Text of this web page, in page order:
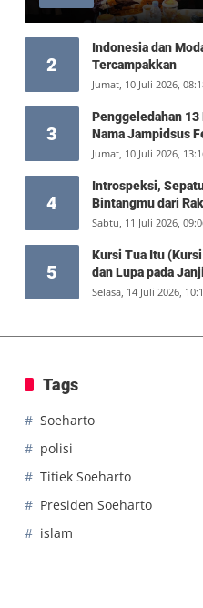
2
Indonesia dan
Tercampakkan
Jumat, 10 Juli 2026,
3
Penggeledahan
Nama Jampidsus
Polisi Sita Rp476
Jumat, 10 Juli 2026,
4
Introspeksi,
Bintangmu dari
Sabtu, 11 Juli 2026,
5
Kursi Tua Itu
dan Lupa pada
Selasa, 14 Juli 2026,
Tags
Soeharto
polisi
Titiek Soeharto
Presiden Soeharto
islam